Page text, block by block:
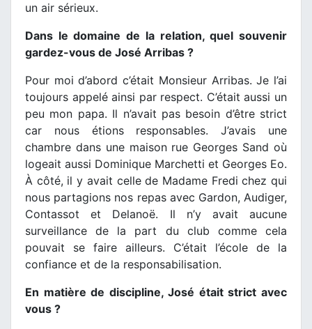
un air sérieux.
Dans le domaine de la relation, quel souvenir
gardez-vous de José Arribas ?
Pour moi d’abord c’était Monsieur Arribas. Je l’ai
toujours appelé ainsi par respect. C’était aussi un
peu mon papa. Il n’avait pas besoin d’être strict
car nous étions responsables. J’avais une
chambre dans une maison rue Georges Sand où
logeait aussi Dominique Marchetti et Georges Eo.
À côté, il y avait celle de Madame Fredi chez qui
nous partagions nos repas avec Gardon, Audiger,
Contassot et Delanoë. Il n’y avait aucune
surveillance de la part du club comme cela
pouvait se faire ailleurs. C’était l’école de la
confiance et de la responsabilisation.
En matière de discipline, José était strict avec
vous ?